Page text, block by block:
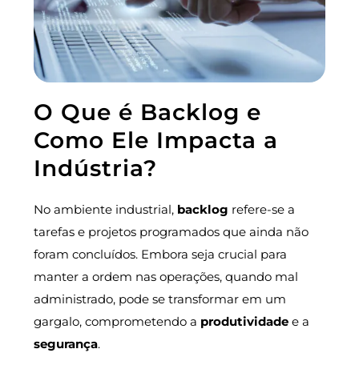
O Que é Backlog e
Como Ele Impacta a
Indústria?
No ambiente industrial, backlog refere-se a
tarefas e projetos programados que ainda não
foram concluídos. Embora seja crucial para
manter a ordem nas operações, quando mal
administrado, pode se transformar em um
gargalo, comprometendo a produtividadee a
segurança.